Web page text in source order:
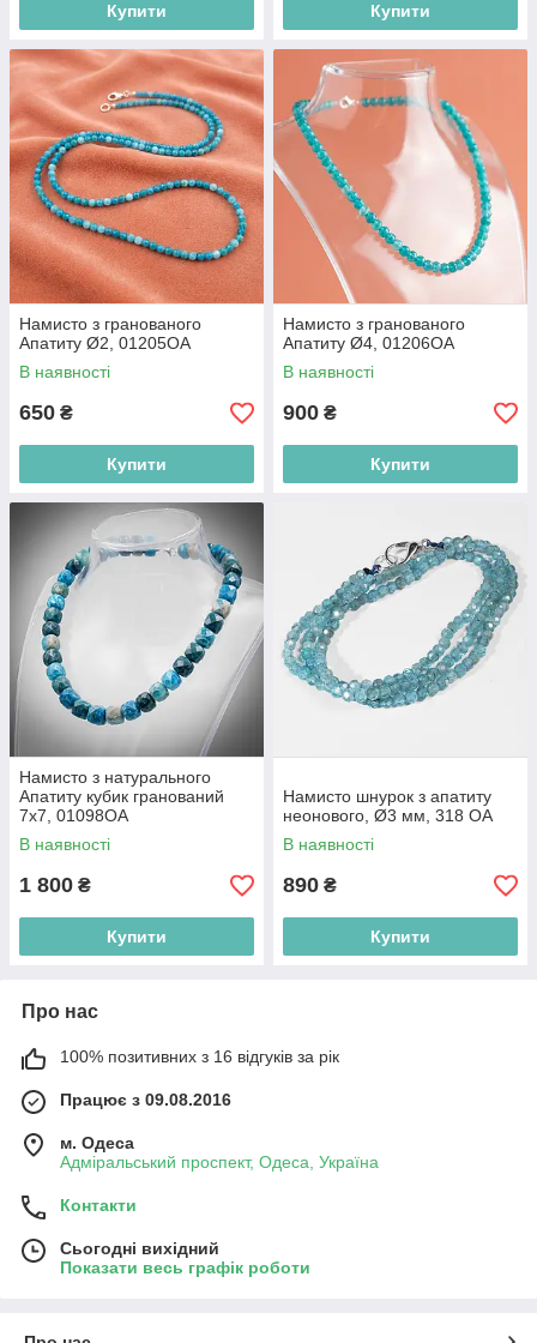
Купити Купити
Намисто з гранованого
Апатиту Ø2, 01205ОА
В наявності
650 ₴
Купити
Намисто з гранованого
Апатиту Ø4, 01206ОА
В наявності
900 ₴
Купити
Намисто з натурального
Апатиту кубик гранований
7х7, 01098ОА
В наявності
1 800 ₴
Купити
Намисто шнурок з апатиту
неонового, Ø3 мм, 318 ОА
В наявності
890 ₴
Купити
Про нас
100% позитивних з 16 відгуків за рік
Працює з 09.08.2016
м. Одеса
Адміральський проспект, Одеса, Україна
Контакти
Сьогодні вихідний
Показати весь графік роботи